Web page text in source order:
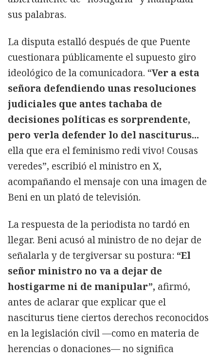
sus palabras.
La disputa estalló después de que Puente
cuestionara públicamente el supuesto giro
ideológico de la comunicadora. “Ver a esta
señora defendiendo unas resoluciones
judiciales que antes tachaba de
decisiones políticas es sorprendente,
pero verla defender lo del nasciturus...
ella que era el feminismo redi vivo! Cousas
veredes”, escribió el ministro en X,
acompañando el mensaje con una imagen de
Beni en un plató de televisión.
La respuesta de la periodista no tardó en
llegar. Beni acusó al ministro de no dejar de
señalarla y de tergiversar su postura: “El
señor ministro no va a dejar de
hostigarme ni de manipular”, afirmó,
antes de aclarar que explicar que el
nasciturus tiene ciertos derechos reconocidos
en la legislación civil —como en materia de
herencias o donaciones— no significa